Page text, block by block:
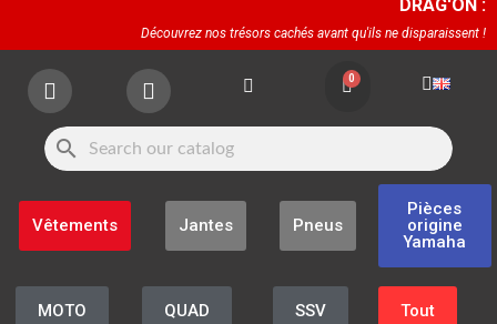
DRAG'ON :
Découvrez nos trésors cachés avant qu'ils ne disparaissent !
search
Pièces
origine
Yamaha
Pneus
Jantes
Vêtements
Tout
SSV
QUAD
MOTO